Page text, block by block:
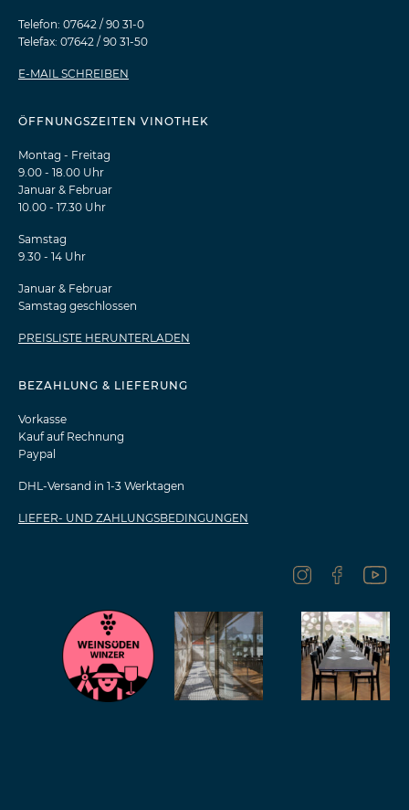
Telefon: 07642 / 90 31-0
Telefax: 07642 / 90 31-50
E-MAIL SCHREIBEN
ÖFFNUNGSZEITEN VINOTHEK
Montag - Freitag
9.00 - 18.00 Uhr
Januar & Februar
10.00 - 17.30 Uhr
Samstag
9.30 - 14 Uhr
Januar & Februar
Samstag geschlossen
PREISLISTE HERUNTERLADEN
BEZAHLUNG & LIEFERUNG
Vorkasse
Kauf auf Rechnung
Paypal
DHL-Versand in 1-3 Werktagen
LIEFER- UND ZAHLUNGSBEDINGUNGEN